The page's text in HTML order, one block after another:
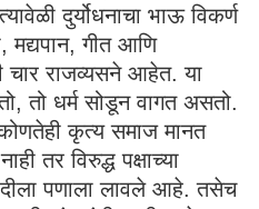
दुर्योधनाचा भाऊ विकर्ण
मद्यपान, गीत आणि
चार राजव्यसने आहेत. या
तो धर्म सोडून वागत असतो.
कृत्य समाज मानत
तर विरुद्ध पक्षाच्या
पणाला लावले आहे. तसेच